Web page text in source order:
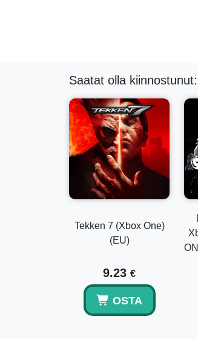
Saatat olla kiinnostunut:
Tekken 7 (Xbox One)
(EU)
9.23 €
OSTA